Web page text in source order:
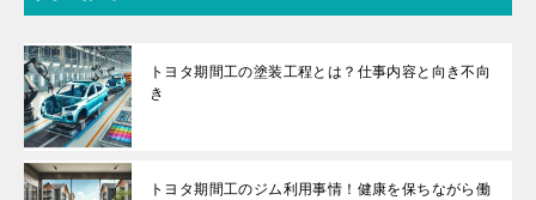
トヨタ期間工の塗装工程とは？仕事内容と向き不向
き
トヨタ期間工のジム利用事情！健康を保ちながら働